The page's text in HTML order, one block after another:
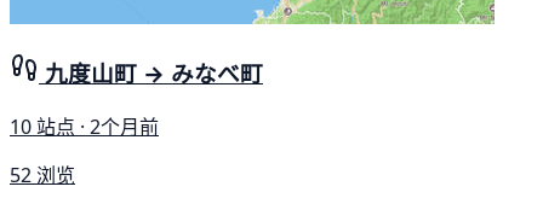
九度山町 → みなべ町
10 站点 · 2个月前
52 浏览